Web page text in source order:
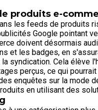
produits e-
les feeds de produits
Google pointant
doivent désormais
et les badges, en
syndication. Cela élève
perçus, ce qui
enquêtes sur la mode
en utilisant des